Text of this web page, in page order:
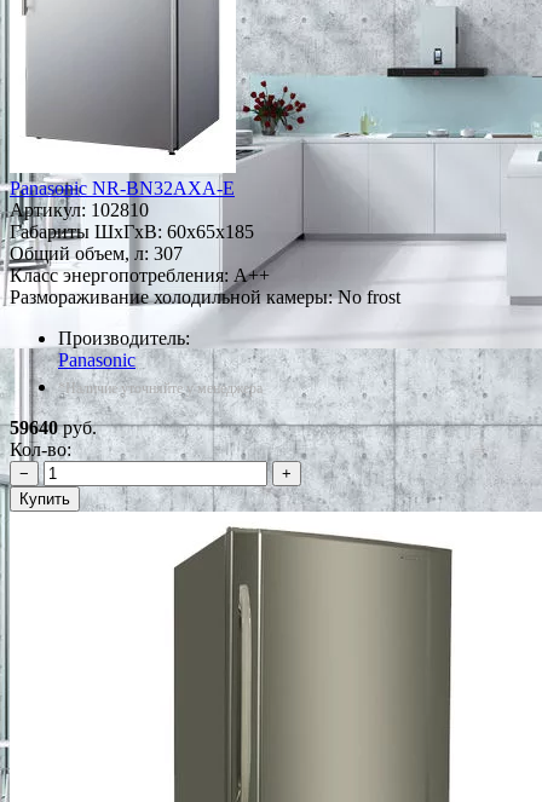
Panasonic NR-BN32AXA-E
Артикул: 102810
Габариты ШxГxВ: 60x65x185
Общий объем, л: 307
Класс энергопотребления: A++
Размораживание холодильной камеры: No frost
Производитель:
Panasonic
*Наличие уточняйте у менеджера
59640руб.
Кол-во:
−
+
Купить